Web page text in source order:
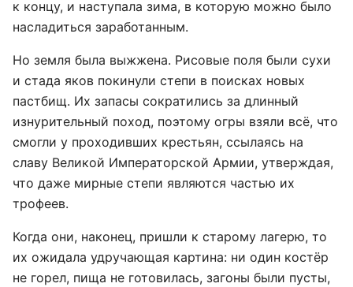
к концу, и наступала зима, в которую можно было
насладиться заработанным.
Но земля была выжжена. Рисовые поля были сухи
и стада яков покинули степи в поисках новых
пастбищ. Их запасы сократились за длинный
изнурительный поход, поэтому огры взяли всё, что
смогли у проходивших крестьян, ссылаясь на
славу Великой Императорской Армии, утверждая,
что даже мирные степи являются частью их
трофеев.
Когда они, наконец, пришли к старому лагерю, то
их ожидала удручающая картина: ни один костёр
не горел, пища не готовилась, загоны были пусты,